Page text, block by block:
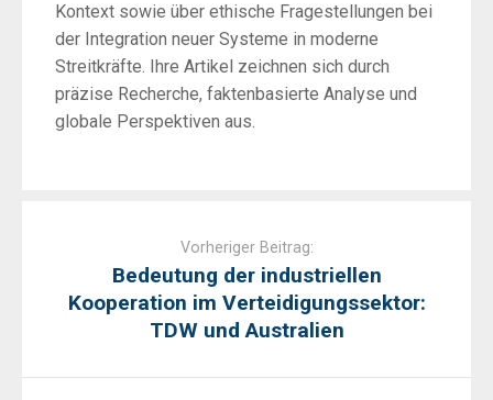
Kontext sowie über ethische Fragestellungen bei
der Integration neuer Systeme in moderne
Streitkräfte. Ihre Artikel zeichnen sich durch
präzise Recherche, faktenbasierte Analyse und
globale Perspektiven aus.
Vorheriger Beitrag:
Bedeutung der industriellen
Kooperation im Verteidigungssektor:
TDW und Australien